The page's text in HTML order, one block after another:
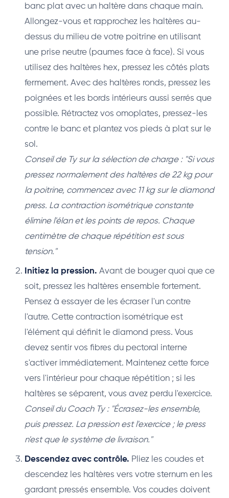
banc plat avec un haltère dans chaque main.
Allongez-vous et rapprochez les haltères au-
dessus du milieu de votre poitrine en utilisant
une prise neutre (paumes face à face). Si vous
utilisez des haltères hex, pressez les côtés plats
fermement. Avec des haltères ronds, pressez les
poignées et les bords intérieurs aussi serrés que
possible. Rétractez vos omoplates, pressez-les
contre le banc et plantez vos pieds à plat sur le
sol.
Conseil de Ty sur la sélection de charge : "Si vous
pressez normalement des haltères de 22 kg pour
la poitrine, commencez avec 11 kg sur le diamond
press. La contraction isométrique constante
élimine l'élan et les points de repos. Chaque
centimètre de chaque répétition est sous
tension."
Initiez la pression. Avant de bouger quoi que ce
soit, pressez les haltères ensemble fortement.
Pensez à essayer de les écraser l'un contre
l'autre. Cette contraction isométrique est
l'élément qui définit le diamond press. Vous
devez sentir vos fibres du pectoral interne
s'activer immédiatement. Maintenez cette force
vers l'intérieur pour chaque répétition ; si les
haltères se séparent, vous avez perdu l'exercice.
Conseil du Coach Ty : "Écrasez-les ensemble,
puis pressez. La pression est l'exercice ; le press
n'est que le système de livraison."
Descendez avec contrôle. Pliez les coudes et
descendez les haltères vers votre sternum en les
gardant pressés ensemble. Vos coudes doivent